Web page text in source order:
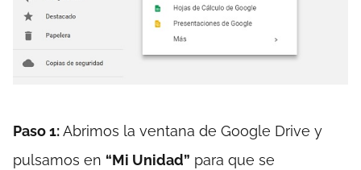
Paso 1:Abrimos la ventana de Google Drive y
pulsamos en “Mi Unidad” para que se